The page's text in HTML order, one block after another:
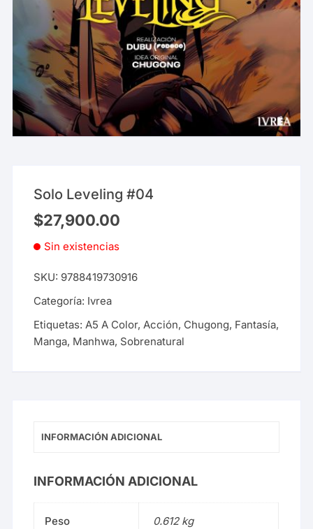
Solo Leveling #04
$27,900.00
Sin existencias
SKU: 9788419730916
Categoría: Ivrea
Etiquetas:A5 A Color,Acción, Chugong, Fantasía,
Manga, Manhwa, Sobrenatural
INFORMACIÓN ADICIONAL
INFORMACIÓN ADICIONAL
Peso 0.612 kg